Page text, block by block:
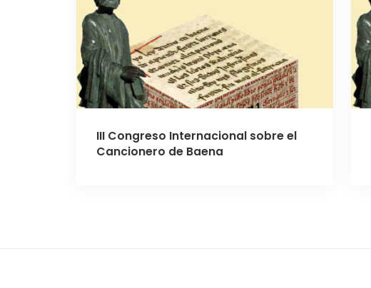
III Congreso Internacional sobre el
Cancionero de Baena